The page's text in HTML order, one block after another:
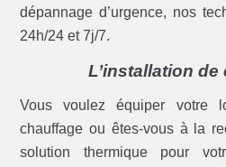
dépannage d’urgence, nos
24h/24 et 7j/7.
L’installation de
Vous voulez équiper votre
chauffage ou êtes-vous à la
solution thermique pour